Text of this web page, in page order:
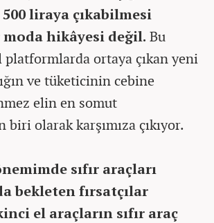
liraya çıkabilmesi
moda hikâyesi değil. Bu
ortaya çıkan yeni
ve tüketicinin cebine
elin en somut
olarak karşımıza çıkıyor.
sıfır araçları
bekleten fırsatçılar
el araçların sıfır araç